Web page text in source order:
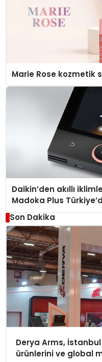
Marie Rose kozmetik
Daikin’den akıllı
Madoka Plus
Son Dakika
Derya Arms,
ürünlerini ve global